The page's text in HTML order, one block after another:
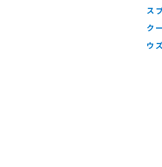
ス
ク
ウ